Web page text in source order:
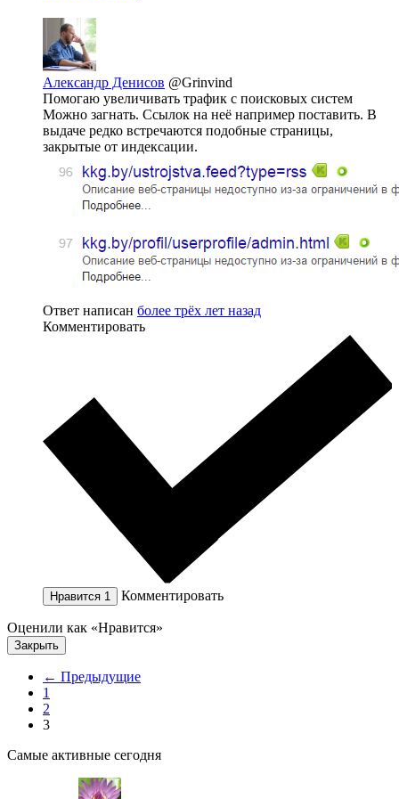
Александр Денисов @Grinvind
Помогаю увеличивать трафик с поисковых систем
Можно загнать. Ссылок на неё например поставить. В
выдаче редко встречаются подобные страницы,
закрытые от индексации.
Ответ написан более трёх лет назад
Комментировать
Нравится 1 Комментировать
Оценили как «Нравится»
Закрыть
← Предыдущие
1
2
3
Самые активные сегодня